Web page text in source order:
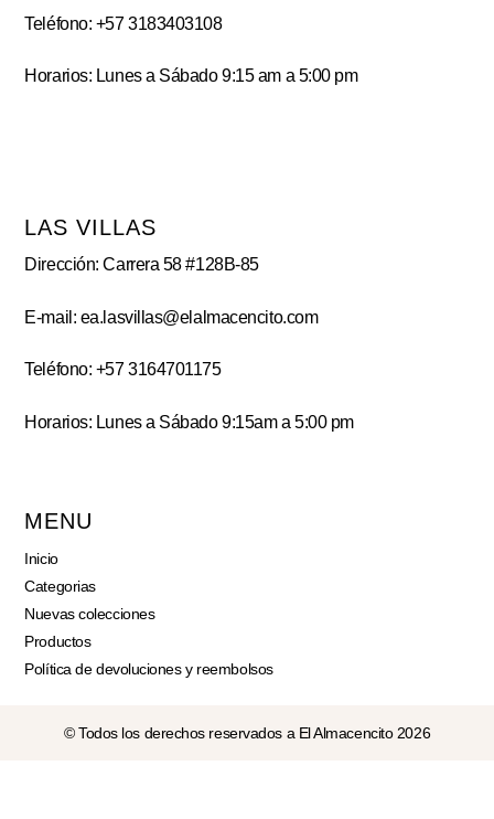
Teléfono: +57 3183403108
Horarios: Lunes a Sábado 9:15 am a 5:00 pm
LAS VILLAS
Dirección: Carrera 58 #128B-85
E-mail: ea.lasvillas@elalmacencito.com
Teléfono: +57 3164701175
Horarios: Lunes a Sábado 9:15am a 5:00 pm
MENU
Inicio
Categorias
Nuevas colecciones
Productos
Política de devoluciones y reembolsos
© Todos los derechos reservados a El Almacencito 2026